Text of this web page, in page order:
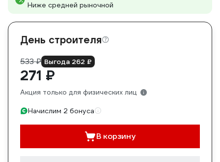
Ниже средней рыночной
День строителя
533 ₽ Выгода 262 ₽
271 ₽
Акция только для физических лиц
Начислим 2 бонуса
В корзину